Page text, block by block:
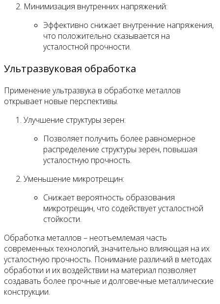
Минимизация внутренних напряжений:
Эффективно снижает внутренние напряжения,
что положительно сказывается на
усталостной прочности.
Ультразвуковая обработка
Применение ультразвука в обработке металлов
открывает новые перспективы.
Улучшение структуры зерен:
Позволяет получить более равномерное
распределение структуры зерен, повышая
усталостную прочность.
Уменьшение микротрещин:
Снижает вероятность образования
микротрещин, что содействует усталостной
стойкости.
Обработка металлов – неотъемлемая часть
современных технологий, значительно влияющая на их
усталостную прочность. Понимание различий в методах
обработки и их воздействии на материал позволяет
создавать более прочные и долговечные металлические
конструкции.